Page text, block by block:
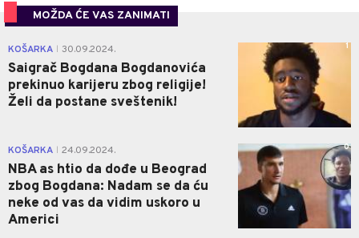
MOŽDA ĆE VAS ZANIMATI
KOŠARKA 30.09.2024.
Saigrač Bogdana Bogdanovića
prekinuo karijeru zbog religije!
Želi da postane sveštenik!
1
KOŠARKA 24.09.2024.
NBA as htio da dođe u Beograd
zbog Bogdana: Nadam se da ću
neke od vas da vidim uskoro u
Americi
0